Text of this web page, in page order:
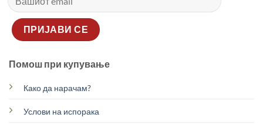
Помош при купување
Како да нарачам?
Услови на испорака